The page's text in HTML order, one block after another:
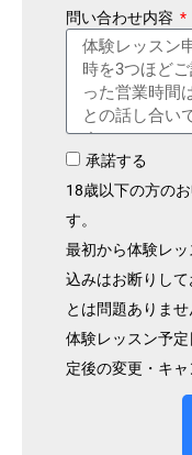
問い合わせ内容
承諾する
18歳以下の方の
す。
最初から体験レ
込みはお断りし
とは問題ありませ
体験レッスン予
定後の変更・キャ